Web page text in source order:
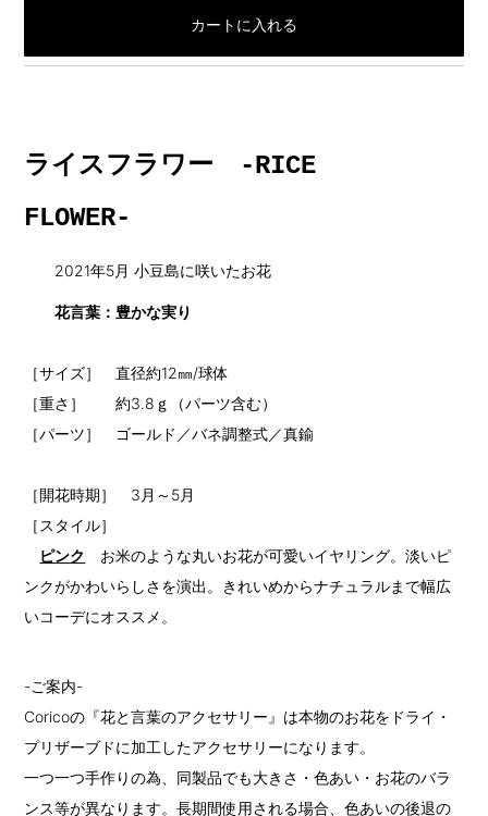
カートに入れる
ライスフラワー -RICE
FLOWER-
2021年5月 小豆島に咲いたお花
花言葉：豊かな実り
［サイズ］ 直径約12㎜/球体
［重さ］ 約3.8ｇ（パーツ含む）
［パーツ］ ゴールド／バネ調整式／真鍮
［開花時期］ 3月～5月
［スタイル］
ピンク
お米のような丸いお花が可愛いイヤリング。淡いピ
ンクがかわいらしさを演出。きれいめからナチュラルまで幅広
いコーデにオススメ。
-ご案内-
Coricoの『花と言葉のアクセサリー』は本物のお花をドライ・
プリザーブドに加工したアクセサリーになります。
一つ一つ手作りの為、同製品でも大きさ・色あい・お花のバラ
ンス等が異なります。長期間使用される場合、色あいの後退の